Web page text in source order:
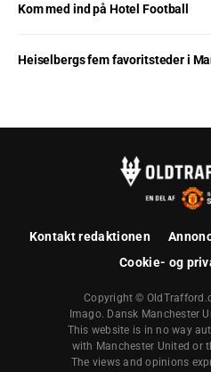
Kom med ind på Hotel Football
Heiselbergs fem favoritsteder i
Kontakt redaktionen
Cookie- og
Copyright ©
Imago. Dansk Manchester
This website is in no way
with Manchester United or
The views and opinions